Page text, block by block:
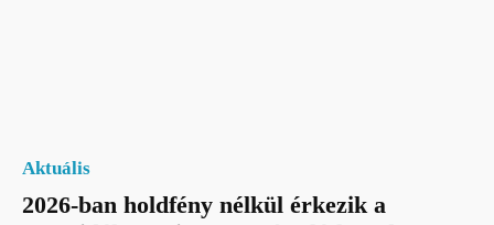
Aktuális
2026-ban holdfény nélkül érkezik a